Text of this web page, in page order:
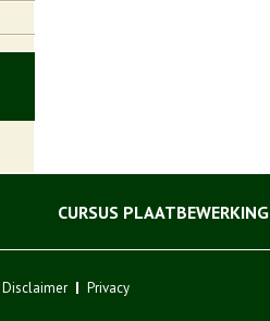
CURSUS PLAATBEWERKING
Disclaimer
Privacy